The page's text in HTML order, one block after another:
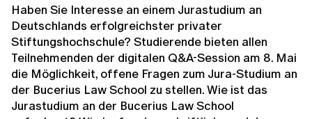
Haben Sie Interesse an einem Jurastudium an
Deutschlands erfolgreichster privater
Stiftungshochschule? Studierende bieten allen
Teilnehmenden der digitalen Q&A-Session am 8. Mai
die Möglichkeit, offene Fragen zum Jura-Studium an
der Bucerius Law School zu stellen. Wie ist das
Jurastudium an der Bucerius Law School